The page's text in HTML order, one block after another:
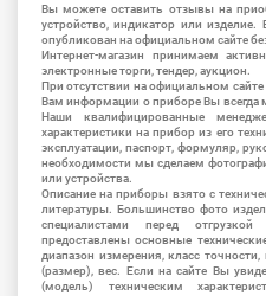
Вы можете оставить отзывы на
устройство, индикатор или
опубликован на официальном сайте
Интернет-магазин принимаем
электронные торги, тендер, аукцион.
При отсутствии на официальном
Вам информации о приборе Вы
Наши квалифицированные
характеристики на прибор из его
эксплуатации, паспорт, формуляр,
необходимости мы сделаем
или устройства.
Описание на приборы взято с
литературы. Большинство фото
специалистами перед
предоставлены основные
диапазон измерения, класс
(размер), вес. Если на сайте Вы
(модель) техническим